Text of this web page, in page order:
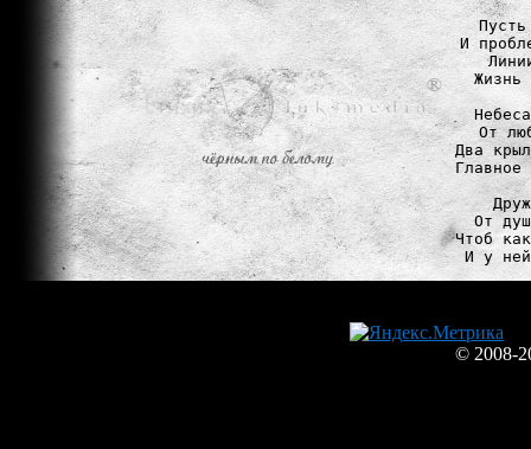
И
От
Два
От
Чтоб
© 2008-